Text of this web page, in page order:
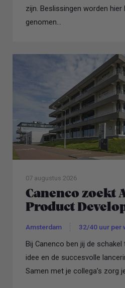
zijn. Beslissingen worden
genomen...
07 augustus 2026
Canenco zoekt
Product
Amsterdam 32/40 uur per
Bij Canenco ben jij de
idee en de succesvolle
Samen met je collega’s zorg